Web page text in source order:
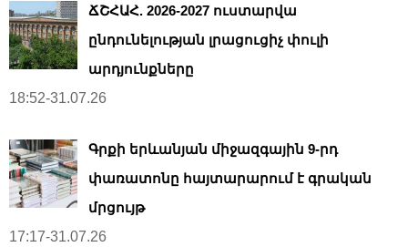
ՃՇՀԱՀ. 2026-2027 ուստարվա
ընդունելության լրացուցիչ փուլի
արդյունքները
18:52-31.07.26
Գրքի երևանյան միջազգային 9-րդ
փառատոնը հայտարարում է գրական
մրցույթ
17:17-31.07.26